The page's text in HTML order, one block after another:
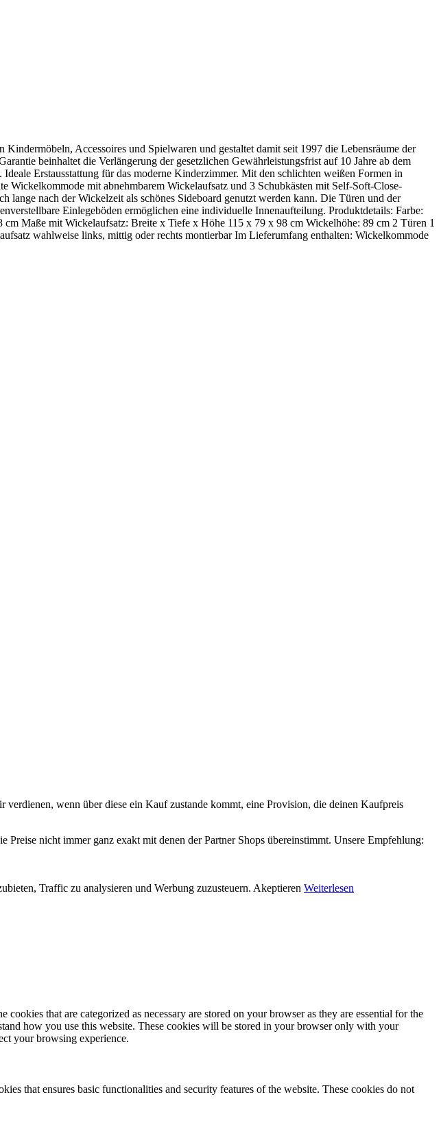
Accessoires und Spielwaren und gestaltet damit seit 1997 die Lebensräume der
beinhaltet die Verlängerung der gesetzlichen Gewährleistungsfrist auf 10 Jahre ab dem
Erstausstattung für das moderne Kinderzimmer. Mit den schlichten weißen Formen in
mit abnehmbarem Wickelaufsatz und 3 Schubkästen mit Self-Soft-Close-
nach der Wickelzeit als schönes Sideboard genutzt werden kann. Die Türen und der
Einlegeböden ermöglichen eine individuelle Innenaufteilung. Produktdetails: Farbe:
Maße mit Wickelaufsatz: Breite x Tiefe x Höhe 115 x 79 x 98 cm Wickelhöhe: 89 cm 2 Türen 1
wahlweise links, mittig oder rechts montierbar Im Lieferumfang enthalten: Wickelkommode
wenn über diese ein Kauf zustande kommt, eine Provision, die deinen Kaufpreis
nicht immer ganz exakt mit denen der Partner Shops übereinstimmt. Unsere Empfehlung:
Traffic zu analysieren und Werbung zuzusteuern. Akeptieren Weiterlesen
that are categorized as necessary are stored on your browser as they are essential for the
how you use this website. These cookies will be stored in your browser only with your
your browsing experience.
that ensures basic functionalities and security features of the website. These cookies do not